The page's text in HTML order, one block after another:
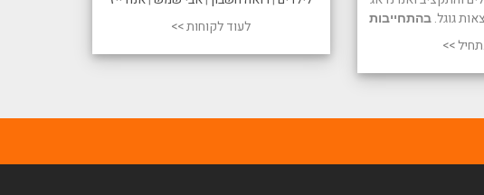
לעוד לקוחות >>
גוגל. בהתחייבות
>>